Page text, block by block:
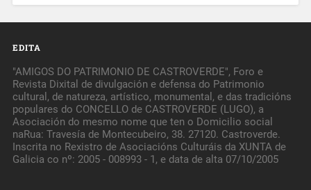
EDITA
"AMIGOS DO PATRIMONIO DE CASTROVERDE", Foro e
Revista Dixital de divulgación e defensa do Patrimonio
cultural, de natureza, artístico, monumental, e das tradicións
populares do CONCELLO de CASTROVERDE (LUGO), a
Asociación do mesmo nome que ten o Domicilio social
naRua: Travesía de Montecubeiro, 38. 27120. Castroverde.
Inscrita no Rexistro de Asociacións Culturáis da XUNTA de
Galicia co nº: 2005 - 008993 - 1, e data de alta 07/10/2005